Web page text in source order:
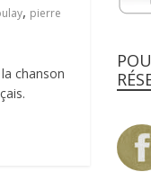
, pierre
chanson